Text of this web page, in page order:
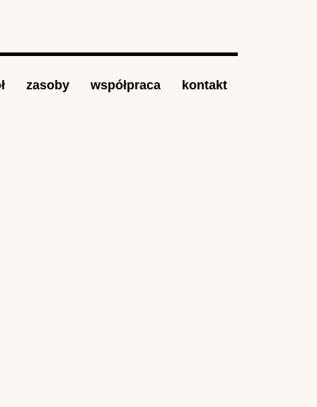
zasoby współpraca kontakt